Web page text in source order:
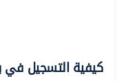
كيفية التسجيل في